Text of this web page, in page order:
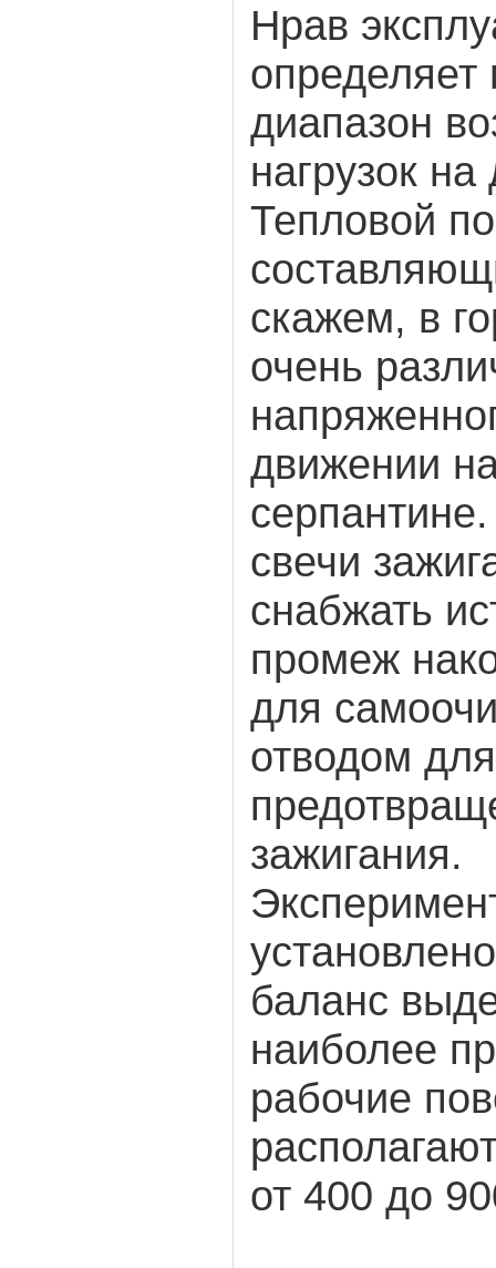
Нрав
диапазон
нагрузок
Тепловой
скажем, в
очень
движении
свечи
снабжать
промеж
для
отводом для
зажигания.
баланс
наиболее
рабочие
от 400 до